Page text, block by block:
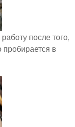
после того,
пробирается в